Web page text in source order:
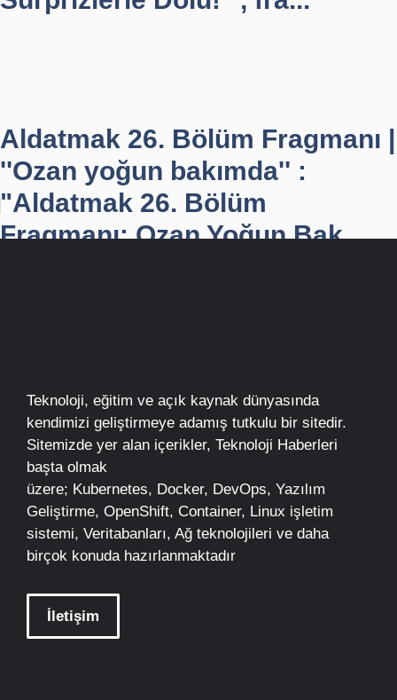
Aldatmak 26. Bölüm Fragmanı |
''Ozan yoğun bakımda'' :
"Aldatmak 26. Bölüm
Fragmanı: Ozan Yoğun Bak...
Teknoloji, eğitim ve açık kaynak dünyasında
kendimizi geliştirmeye adamış tutkulu bir sitedir.
Sitemizde yer alan içerikler, Teknoloji Haberleri
başta olmak
üzere; Kubernetes, Docker, DevOps, Yazılım
Geliştirme, OpenShift, Container, Linux işletim
sistemi, Veritabanları, Ağ teknolojileri ve daha
birçok konuda hazırlanmaktadır
İletişim